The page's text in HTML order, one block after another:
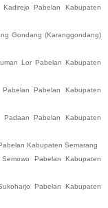
Kadirejo Pabelan
Kabupaten
Gondang (Karanggondang)
Lor Pabelan
Kabupaten
Pabelan Pabelan
Kabupaten
Padaan Pabelan
Kabupaten
Kabupaten Semarang
Semowo Pabelan
Kabupaten
Pabelan
Kabupaten